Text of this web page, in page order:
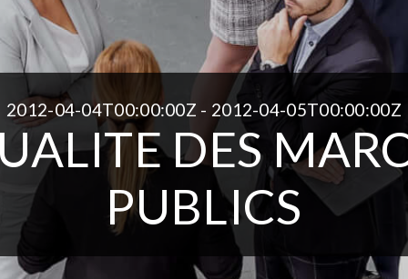
2012-04-04T00:00:00Z - 2012-04-05T00:00:00Z
DES
PUBLICS